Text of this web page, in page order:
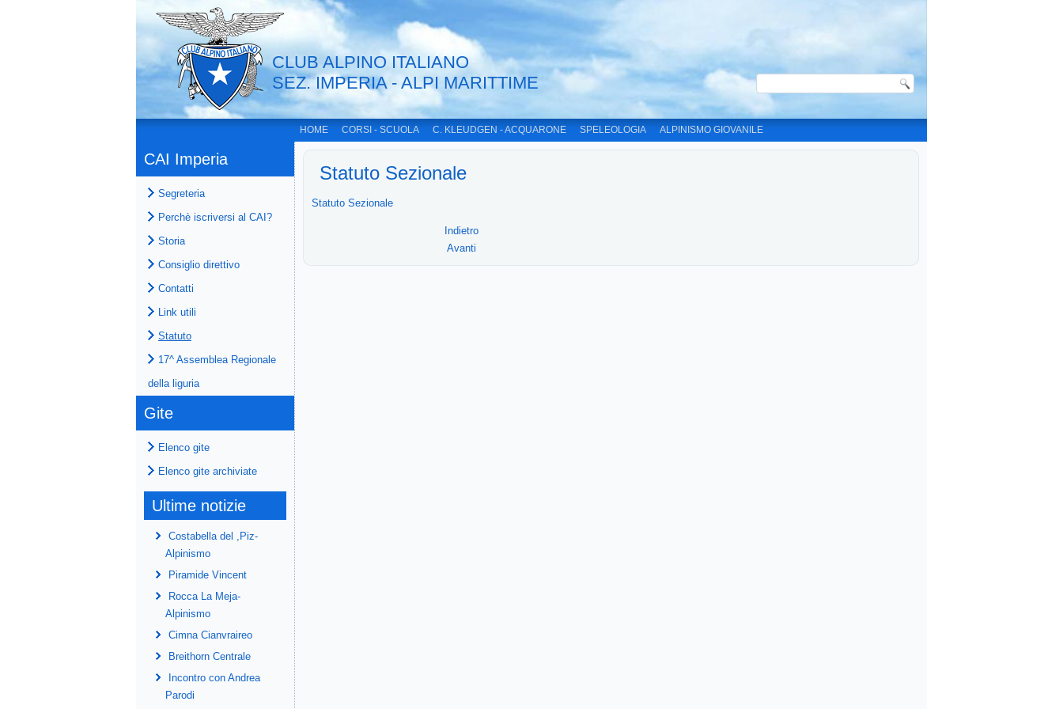
CLUB ALPINO ITALIANO
SEZ. IMPERIA - ALPI MARITTIME
HOME CORSI - SCUOLA C. KLEUDGEN - ACQUARONE SPELEOLOGIA ALPINISMO GIOVANILE
CAI Imperia
Segreteria
Perchè iscriversi al CAI?
Storia
Consiglio direttivo
Contatti
Link utili
Statuto
17^ Assemblea Regionale
della liguria
Gite
Elenco gite
Elenco gite archiviate
Ultime notizie
Costabella del ,Piz-
Alpinismo
Piramide Vincent
Rocca La Meja-
Alpinismo
Cimna Cianvraireo
Breithorn Centrale
Incontro con Andrea
Parodi
Statuto Sezionale
Statuto Sezionale
Indietro
Avanti